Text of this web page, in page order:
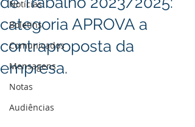
Notícias
Boletins
Comunicados
Mensagens
Notas
Audiências
categoria APROVA a
contraproposta da
empresa.